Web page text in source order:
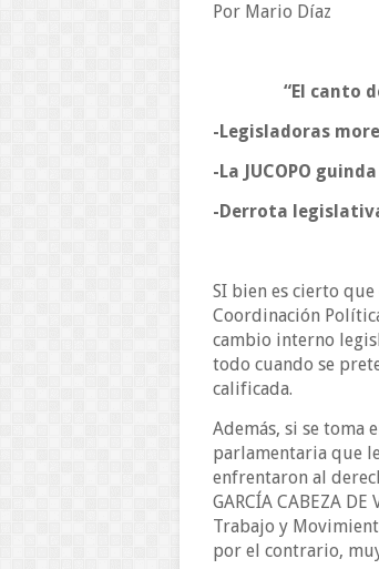
Por Mario Díaz
“El canto
-Legisladoras
-La JUCOPO
-Derrota
SI bien es cierto
Coordinación
cambio interno
todo cuando se
calificada.
Además, si se toma
parlamentaria que
enfrentaron al
GARCÍA CABEZA
Trabajo y
por el contrario,